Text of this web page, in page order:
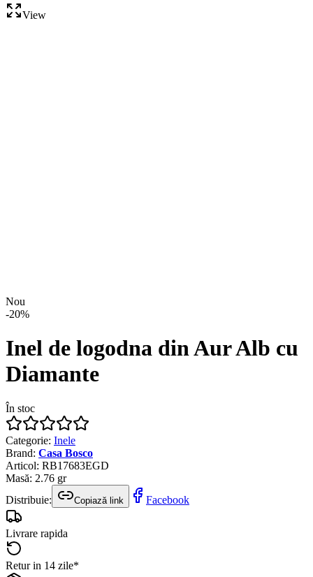
View
Nou
-20%
Inel de logodna din Aur Alb cu
Diamante
În stoc
Categorie: Inele
Brand: Casa Bosco
Articol: RB17683EGD
Masă: 2.76 gr
Distribuie:
Copiază link Facebook
Livrare rapida
Retur in 14 zile*